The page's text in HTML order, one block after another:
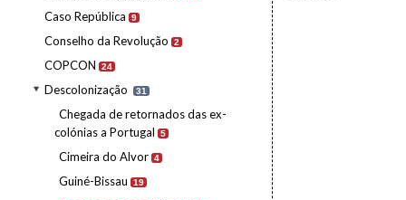
Caso República 9
Conselho da Revolução 2
COPCON 24
Descolonização 31
Chegada de retornados das ex-
colónias a Portugal
5
Cimeira do Alvor 4
Guiné-Bissau 19